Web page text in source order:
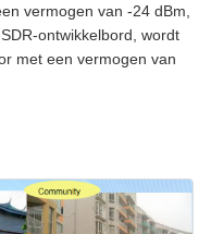
vermogen van -24 dBm,
ontwikkelbord, wordt
met een vermogen van